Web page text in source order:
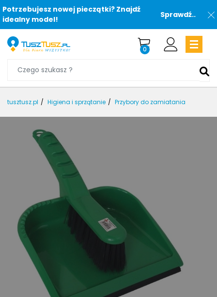
Potrzebujesz nowej pieczątki? Znajdź
idealny model!
Sprawdź..
0
tusztusz.pl Higiena i sprzątanie Przybory do zamiatania